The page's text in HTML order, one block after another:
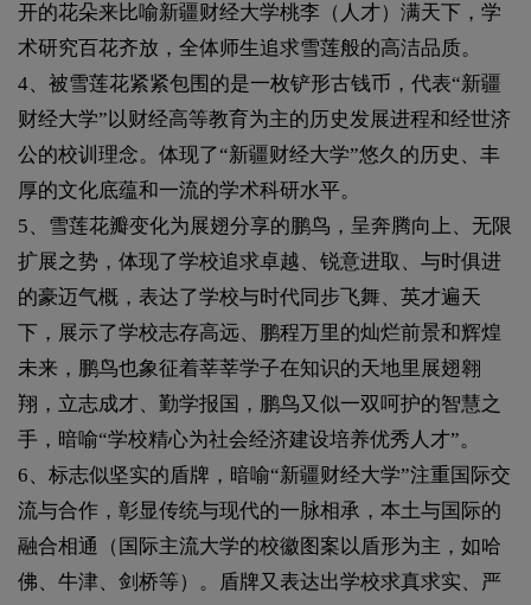
开的花朵来比喻新疆财经大学桃李（人才）满天下，学
术研究百花齐放，全体师生追求雪莲般的高洁品质。
4、被雪莲花紧紧包围的是一枚铲形古钱币，代表“新疆
财经大学”以财经高等教育为主的历史发展进程和经世济
公的校训理念。体现了“新疆财经大学”悠久的历史、丰
厚的文化底蕴和一流的学术科研水平。
5、雪莲花瓣变化为展翅分享的鹏鸟，呈奔腾向上、无限
扩展之势，体现了学校追求卓越、锐意进取、与时俱进
的豪迈气概，表达了学校与时代同步飞舞、英才遍天
下，展示了学校志存高远、鹏程万里的灿烂前景和辉煌
未来，鹏鸟也象征着莘莘学子在知识的天地里展翅翱
翔，立志成才、勤学报国，鹏鸟又似一双呵护的智慧之
手，暗喻“学校精心为社会经济建设培养优秀人才”。
6、标志似坚实的盾牌，暗喻“新疆财经大学”注重国际交
流与合作，彰显传统与现代的一脉相承，本土与国际的
融合相通（国际主流大学的校徽图案以盾形为主，如哈
佛、牛津、剑桥等）。盾牌又表达出学校求真求实、严